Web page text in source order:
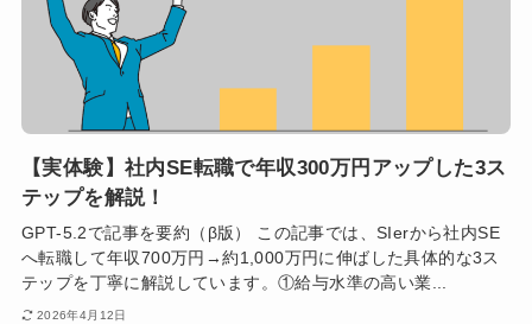
【実体験】社内SE転職で年収300万円アップした3ス
テップを解説！
GPT-5.2で記事を要約（β版） この記事では、SIerから社内SE
へ転職して年収700万円→約1,000万円に伸ばした具体的な3ス
テップを丁寧に解説しています。①給与水準の高い業...
2026年4月12日